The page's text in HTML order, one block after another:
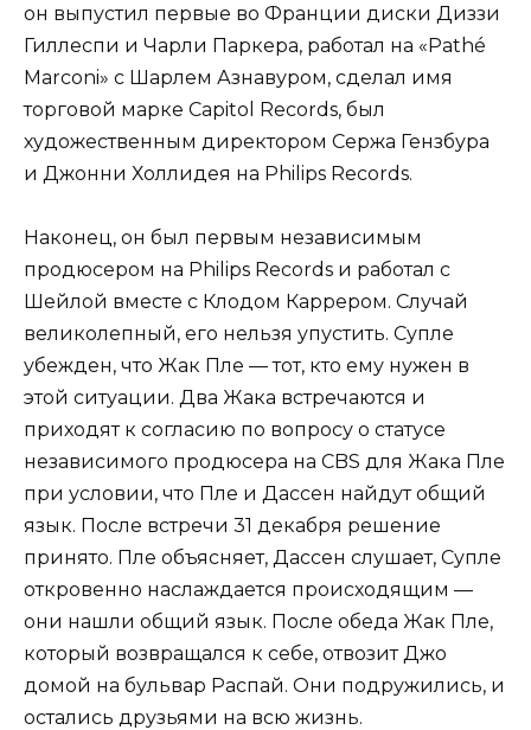
он выпустил первые во Франции диски Диззи
Гиллеспи и Чарли Паркера, работал на «Pathé
Marconi» с Шарлем Азнавуром, сделал имя
торговой марке Capitol Records, был
художественным директором Сержа Гензбура
и Джонни Холлидея на Philips Records.
Наконец, он был первым независимым
продюсером на Philips Records и работал с
Шейлой вместе с Клодом Каррером. Случай
великолепный, его нельзя упустить. Супле
убежден, что Жак Пле — тот, кто ему нужен в
этой ситуации. Два Жака встречаются и
приходят к согласию по вопросу о статусе
независимого продюсера на CBS для Жака Пле
при условии, что Пле и Дассен найдут общий
язык. После встречи 31 декабря решение
принято. Пле объясняет, Дассен слушает, Супле
откровенно наслаждается происходящим —
они нашли общий язык. После обеда Жак Пле,
который возвращался к себе, отвозит Джо
домой на бульвар Распай. Они подружились, и
остались друзьями на всю жизнь.